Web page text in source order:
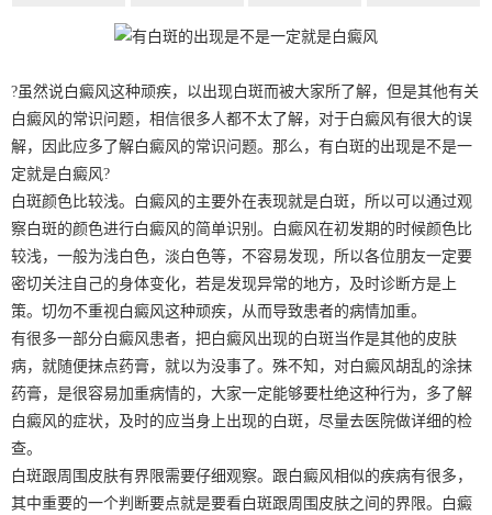
?虽然说白癜风这种顽疾，以出现白斑而被大家所了解，但是其他有关
白癜风的常识问题，相信很多人都不太了解，对于白癜风有很大的误
解，因此应多了解白癜风的常识问题。那么，有白斑的出现是不是一
定就是白癜风?
白斑颜色比较浅。白癜风的主要外在表现就是白斑，所以可以通过观
察白斑的颜色进行白癜风的简单识别。白癜风在初发期的时候颜色比
较浅，一般为浅白色，淡白色等，不容易发现，所以各位朋友一定要
密切关注自己的身体变化，若是发现异常的地方，及时诊断方是上
策。切勿不重视白癜风这种顽疾，从而导致患者的病情加重。
有很多一部分白癜风患者，把白癜风出现的白斑当作是其他的皮肤
病，就随便抹点药膏，就以为没事了。殊不知，对白癜风胡乱的涂抹
药膏，是很容易加重病情的，大家一定能够要杜绝这种行为，多了解
白癜风的症状，及时的应当身上出现的白斑，尽量去医院做详细的检
查。
白斑跟周围皮肤有界限需要仔细观察。跟白癜风相似的疾病有很多，
其中重要的一个判断要点就是要看白斑跟周围皮肤之间的界限。白癜